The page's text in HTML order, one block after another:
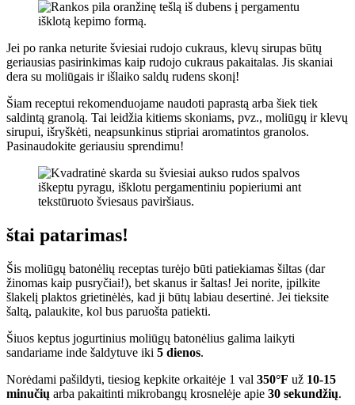
Jei po ranka neturite šviesiai rudojo cukraus, klevų sirupas būtų
geriausias pasirinkimas kaip rudojo cukraus pakaitalas. Jis skaniai
dera su moliūgais ir išlaiko saldų rudens skonį!
Šiam receptui rekomenduojame naudoti paprastą arba šiek tiek
saldintą granolą. Tai leidžia kitiems skoniams, pvz., moliūgų ir klevų
sirupui, išryškėti, neapsunkinus stipriai aromatintos granolos.
Pasinaudokite geriausiu sprendimu!
štai patarimas!
Šis moliūgų batonėlių receptas turėjo būti patiekiamas šiltas (dar
žinomas kaip pusryčiai!), bet skanus ir šaltas! Jei norite, įpilkite
šlakelį plaktos grietinėlės, kad ji būtų labiau desertinė. Jei tieksite
šaltą, palaukite, kol bus paruošta patiekti.
Šiuos keptus jogurtinius moliūgų batonėlius galima laikyti
sandariame inde šaldytuve iki 5 dienos.
Norėdami pašildyti, tiesiog kepkite orkaitėje 1 val 350°F už 10-15
minučių arba pakaitinti mikrobangų krosnelėje apie 30 sekundžių.